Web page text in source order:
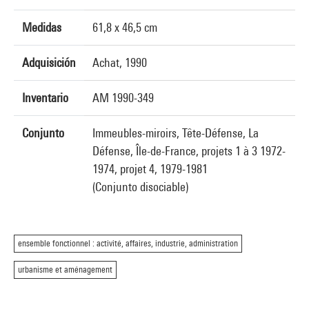
Medidas 61,8 x 46,5 cm
Adquisición Achat, 1990
Inventario AM 1990-349
Conjunto
Immeubles-miroirs, Tête-Défense, La
Défense, Île-de-France, projets 1 à 3 1972-
1974, projet 4, 1979-1981
(Conjunto disociable)
ensemble fonctionnel : activité, affaires, industrie, administration
urbanisme et aménagement